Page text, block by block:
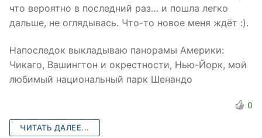
что вероятно в последний раз… и пошла легко
дальше, не оглядывась. Что-то новое меня ждёт :).
Напоследок выкладываю панорамы Америки:
Чикаго, Вашингтон и окрестности, Нью-Йорк, мой
любимый национальный парк Шенандо
0
ЧИТАТЬ ДАЛЕЕ...